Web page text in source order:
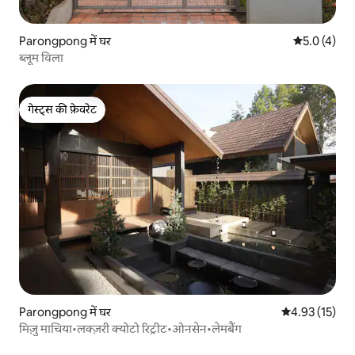
Parongpong में घर औसत रेटिंग 5
5.0 (4)
ब्लूम विला
गेस्ट्स की फ़ेवरेट
गेस्ट्स की फ़ेवरेट
Parongpong में घर औसत रेटिंग 5 में
4.93 (15)
मिज़ु माचिया•लक्ज़री क्योटो रिट्रीट•ओनसेन•लेमबैंग